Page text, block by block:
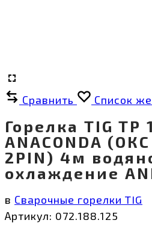
Сравнить Список
Горелка TIG TP
ANACONDA
2PIN) 4м
охлаждение
в Сварочные горелки TIG
Артикул: 072.188.125